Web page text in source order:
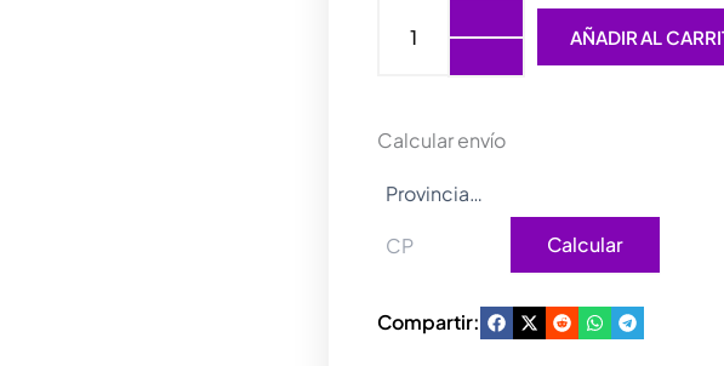
GAMING
cantidad
AÑADIR AL
Calcular envío
Calcular
Compartir: